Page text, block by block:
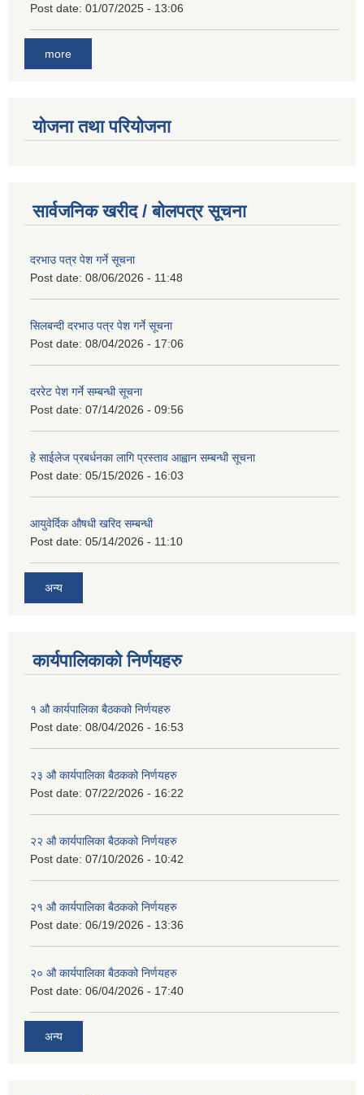
Post date: 01/07/2025 - 13:06
more
योजना तथा परियोजना
सार्वजनिक खरीद / बोलपत्र सूचना
दरभाउ पत्र पेश गर्ने सूचना
Post date: 08/06/2026 - 11:48
सिलबन्दी दरभाउ पत्र पेश गर्ने सूचना
Post date: 08/04/2026 - 17:06
दररेट पेश गर्ने सम्बन्धी सूचना
Post date: 07/14/2026 - 09:56
हे साईलेज प्रबर्धनका लागि प्रस्ताव आह्वान सम्बन्धी सूचना
Post date: 05/15/2026 - 16:03
आयुवेर्दिक औषधी खरिद सम्बन्धी
Post date: 05/14/2026 - 11:10
अन्य
कार्यपालिकाको निर्णयहरु
१ औ कार्यपालिका बैठकको निर्णयहरु
Post date: 08/04/2026 - 16:53
२३ औ कार्यपालिका बैठकको निर्णयहरु
Post date: 07/22/2026 - 16:22
२२ औ कार्यपालिका बैठकको निर्णयहरु
Post date: 07/10/2026 - 10:42
२१ औ कार्यपालिका बैठकको निर्णयहरु
Post date: 06/19/2026 - 13:36
२० औ कार्यपालिका बैठकको निर्णयहरु
Post date: 06/04/2026 - 17:40
अन्य